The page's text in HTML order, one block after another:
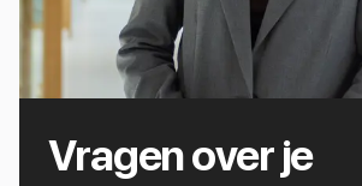
Vragen over je